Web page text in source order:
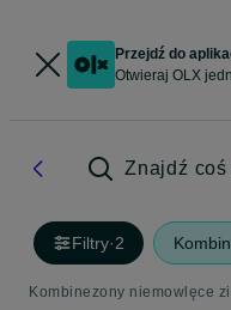
Przejdź do
Otwieraj OLX
Znajdź
Filtry·2
Kombinezony niemowlęce